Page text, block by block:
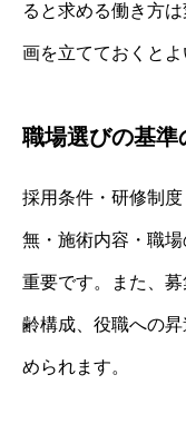
ると求める働き方
画を立てておくとよ
職場選びの基準
採用条件・研修制
無・施術内容・職
重要です。また、
齢構成、役職への
められます。